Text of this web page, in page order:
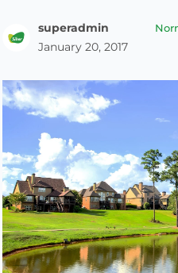
superadmin
January 20, 2017